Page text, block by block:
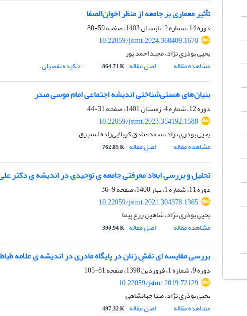
تأثیر معماری بر جامعه از منظر اخوان‌الصفا
دوره 14، شماره 2، تابستان 1403، صفحه
59-80
10.22059/jstmt.2024.368409.1670
یحیی بوذری نژاد، مجید احمد پور
مشاهده مقاله
اصل مقاله 864.71 K چکیده تفصیلی
بنیان‌های هستی‌شناختی اندیشه اجتماعی امام موسی صدر
دوره 12، شماره 4، زمستان 1401، صفحه
31-44
10.22059/jstmt.2023.354192.1588
یحیی بوذری نژاد، محمدصادق کربلایی‌زاده استبرق
مشاهده مقاله
اصل مقاله 762.85 K
تحلیل و بررسی ابعاد معرفتی جامعه ی توحیدی در اندیشه ی دکتر
دوره 11، شماره 1، بهار 1400، صفحه
9-36
10.22059/jstmt.2021.304378.1365
یحیی بوذری نژاد، شاهین زرع پیما
مشاهده مقاله
اصل مقاله 390.94 K
بررسی مقایسه ای نقشِ زنان در پایگاه مادری در اندیشه ی علامه
دوره 9، شماره 1، فروردین 1398، صفحه
81-105
10.22059/jstmt.2019.72129
یحیی بوذری نژاد، مینا جهانشاهی
مشاهده مقاله
اصل مقاله 497.32 K